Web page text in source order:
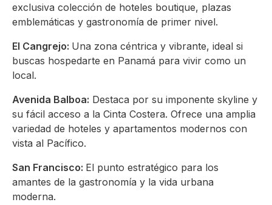
exclusiva colección de hoteles boutique, plazas
emblemáticas y gastronomía de primer nivel.
El Cangrejo: Una zona céntrica y vibrante, ideal si
buscas hospedarte en Panamá para vivir como un
local.
Avenida Balboa: Destaca por su imponente skyline y
su fácil acceso a la Cinta Costera. Ofrece una amplia
variedad de hoteles y apartamentos modernos con
vista al Pacífico.
San Francisco: El punto estratégico para los
amantes de la gastronomía y la vida urbana
moderna.